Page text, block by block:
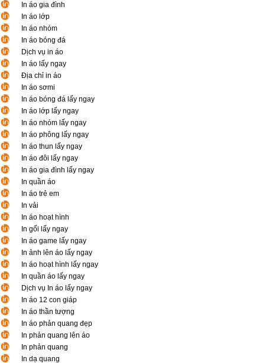
In áo gia đình
In áo lớp
In áo nhóm
In áo bóng đá
Dịch vụ in áo
In áo lấy ngay
Địa chỉ in áo
In áo sơmi
In áo bóng đá lấy ngay
In áo lớp lấy ngay
In áo nhóm lấy ngay
In áo phông lấy ngay
In áo thun lấy ngay
In áo đôi lấy ngay
In áo gia đình lấy ngay
In quần áo
In áo trẻ em
In vải
In áo hoạt hình
In gối lấy ngay
In áo game lấy ngay
In ảnh lên áo lấy ngay
In áo hoạt hình lấy ngay
In quần áo lấy ngay
Dịch vụ In áo lấy ngay
In áo 12 con giáp
In áo thần tượng
In áo phản quang đẹp
In phản quang lên áo
In phản quang
In dạ quang